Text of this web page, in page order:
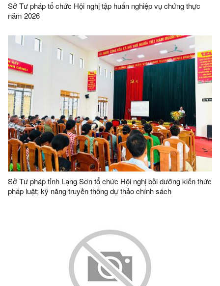
Sở Tư pháp tổ chức Hội nghị tập huấn nghiệp vụ chứng thực
năm 2026
Sở Tư pháp tỉnh Lạng Sơn tổ chức Hội nghị bồi dưỡng kiến thức
pháp luật; kỹ năng truyền thông dự thảo chính sách